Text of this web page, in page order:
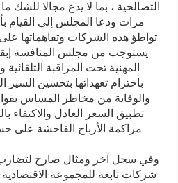
التصالحية ، بما لا يدع مجالا للشك
مرات ودعا المجلس إلى القيام
تواطؤ هذه الشركات وتفاهماتها
يستوجب من مجلس المنافسة
المهنية تحت المراقبة التلقائية
باحترام تعهداتها بتحسين
والوقاية من مخاطر المساس
تطبيق السعر العادل والاكتفاء
مراكمة الأرباح الفاحشة على
وفي سجل آخر ومثال صارخ
شركات تابعة للمجموعة